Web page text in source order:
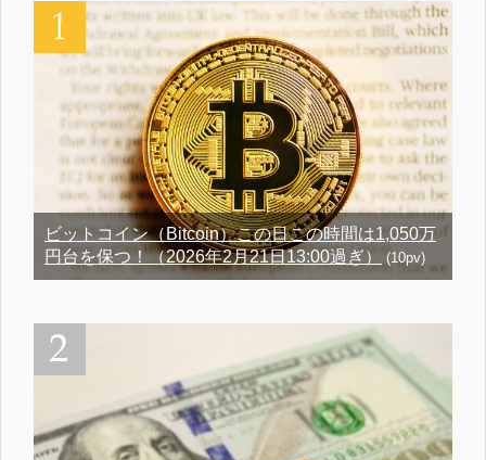
ビットコイン（Bitcoin）この日この時間は1,050万
円台を保つ！（2026年2月21日13:00過ぎ）
(10pv)